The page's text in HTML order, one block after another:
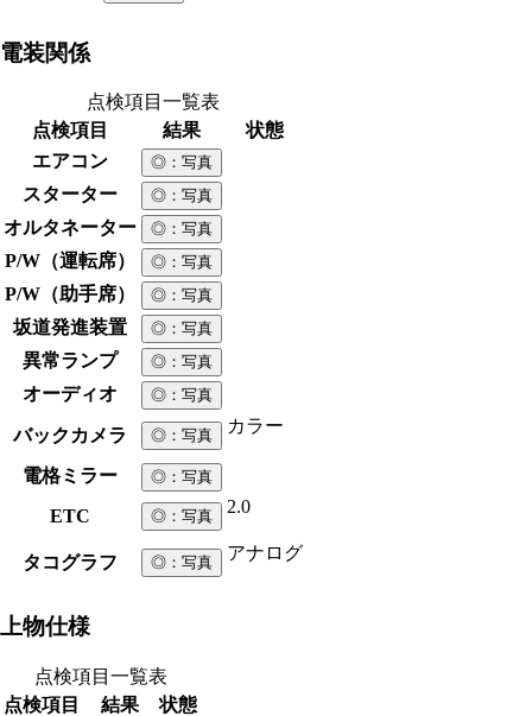
電装関係
点検項目一覧表
点検項目
結果
状態
エアコン
◎ ：写真
スターター ◎ ：写真
オルタネーター ◎ ：写真
P/W（運転席） ◎ ：写真
P/W（助手席） ◎ ：写真
坂道発進装置 ◎ ：写真
異常ランプ ◎ ：写真
オーディオ ◎ ：写真
バックカメラ ◎ ：写真 カラー
電格ミラー ◎ ：写真
ETC ◎ ：写真 2.0
タコグラフ ◎ ：写真 アナログ
上物仕様
点検項目一覧表
点検項目
結果
状態